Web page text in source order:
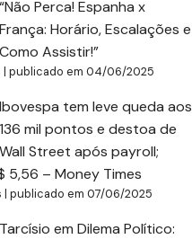
“Não Perca! Espanha x
França: Horário, Escalações e
Como Assistir!”
| publicado em 04/06/2025
Ibovespa tem leve queda aos
136 mil pontos e destoa de
Wall Street após payroll;
5,56 – Money Times
| publicado em 07/06/2025
Tarcísio em Dilema Político: